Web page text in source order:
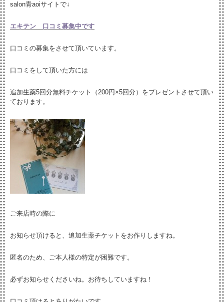
salon青aoiサイトで↓
エキテン 口コミ募集中です
口コミの募集をさせて頂いています。
口コミをして頂いた方には
追加生薬5回分無料チケット（200円×5回分）をプレゼントさせて頂い
ております。
ご来店時の際に
お知らせ頂けると、追加生薬チケットをお作りしますね。
匿名のため、ご本人様の特定が困難です。
必ずお知らせくださいね。お待ちしていますね！